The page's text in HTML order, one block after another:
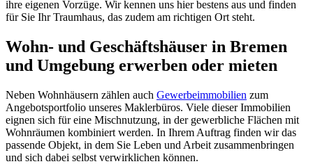
ihre eigenen Vorzüge. Wir kennen uns hier bestens aus und finden
für Sie Ihr Traumhaus, das zudem am richtigen Ort steht.
Wohn- und Geschäftshäuser in Bremen
und Umgebung erwerben oder mieten
Neben Wohnhäusern zählen auch Gewerbeimmobilien zum
Angebotsportfolio unseres Maklerbüros. Viele dieser Immobilien
eignen sich für eine Mischnutzung, in der gewerbliche Flächen mit
Wohnräumen kombiniert werden. In Ihrem Auftrag finden wir das
passende Objekt, in dem Sie Leben und Arbeit zusammenbringen
und sich dabei selbst verwirklichen können.